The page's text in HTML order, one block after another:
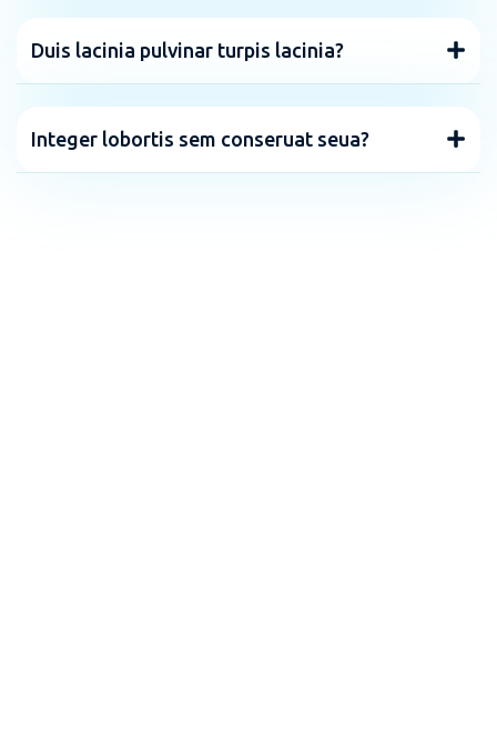
Duis lacinia pulvinar turpis lacinia?
Integer lobortis sem conseruat seua?